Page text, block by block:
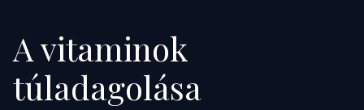
A vitaminok
túladagolása